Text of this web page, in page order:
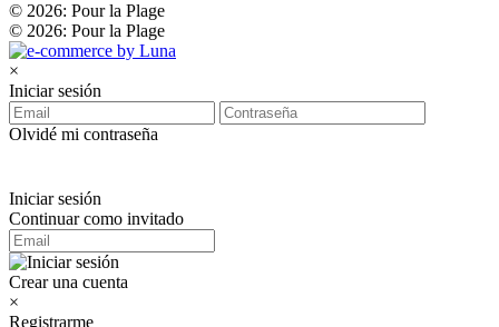
© 2026: Pour la Plage
© 2026: Pour la Plage
×
Iniciar sesión
Olvidé mi contraseña
Iniciar sesión
Continuar como invitado
Crear una cuenta
×
Registrarme